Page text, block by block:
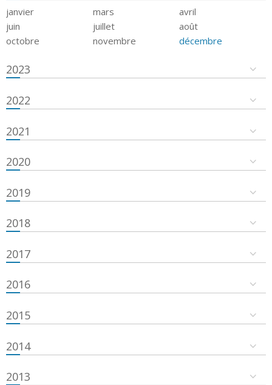
janvier mars
avril
juin
juillet
août
octobre
novembre décembre
2023
2022
2021
2020
2019
2018
2017
2016
2015
2014
2013